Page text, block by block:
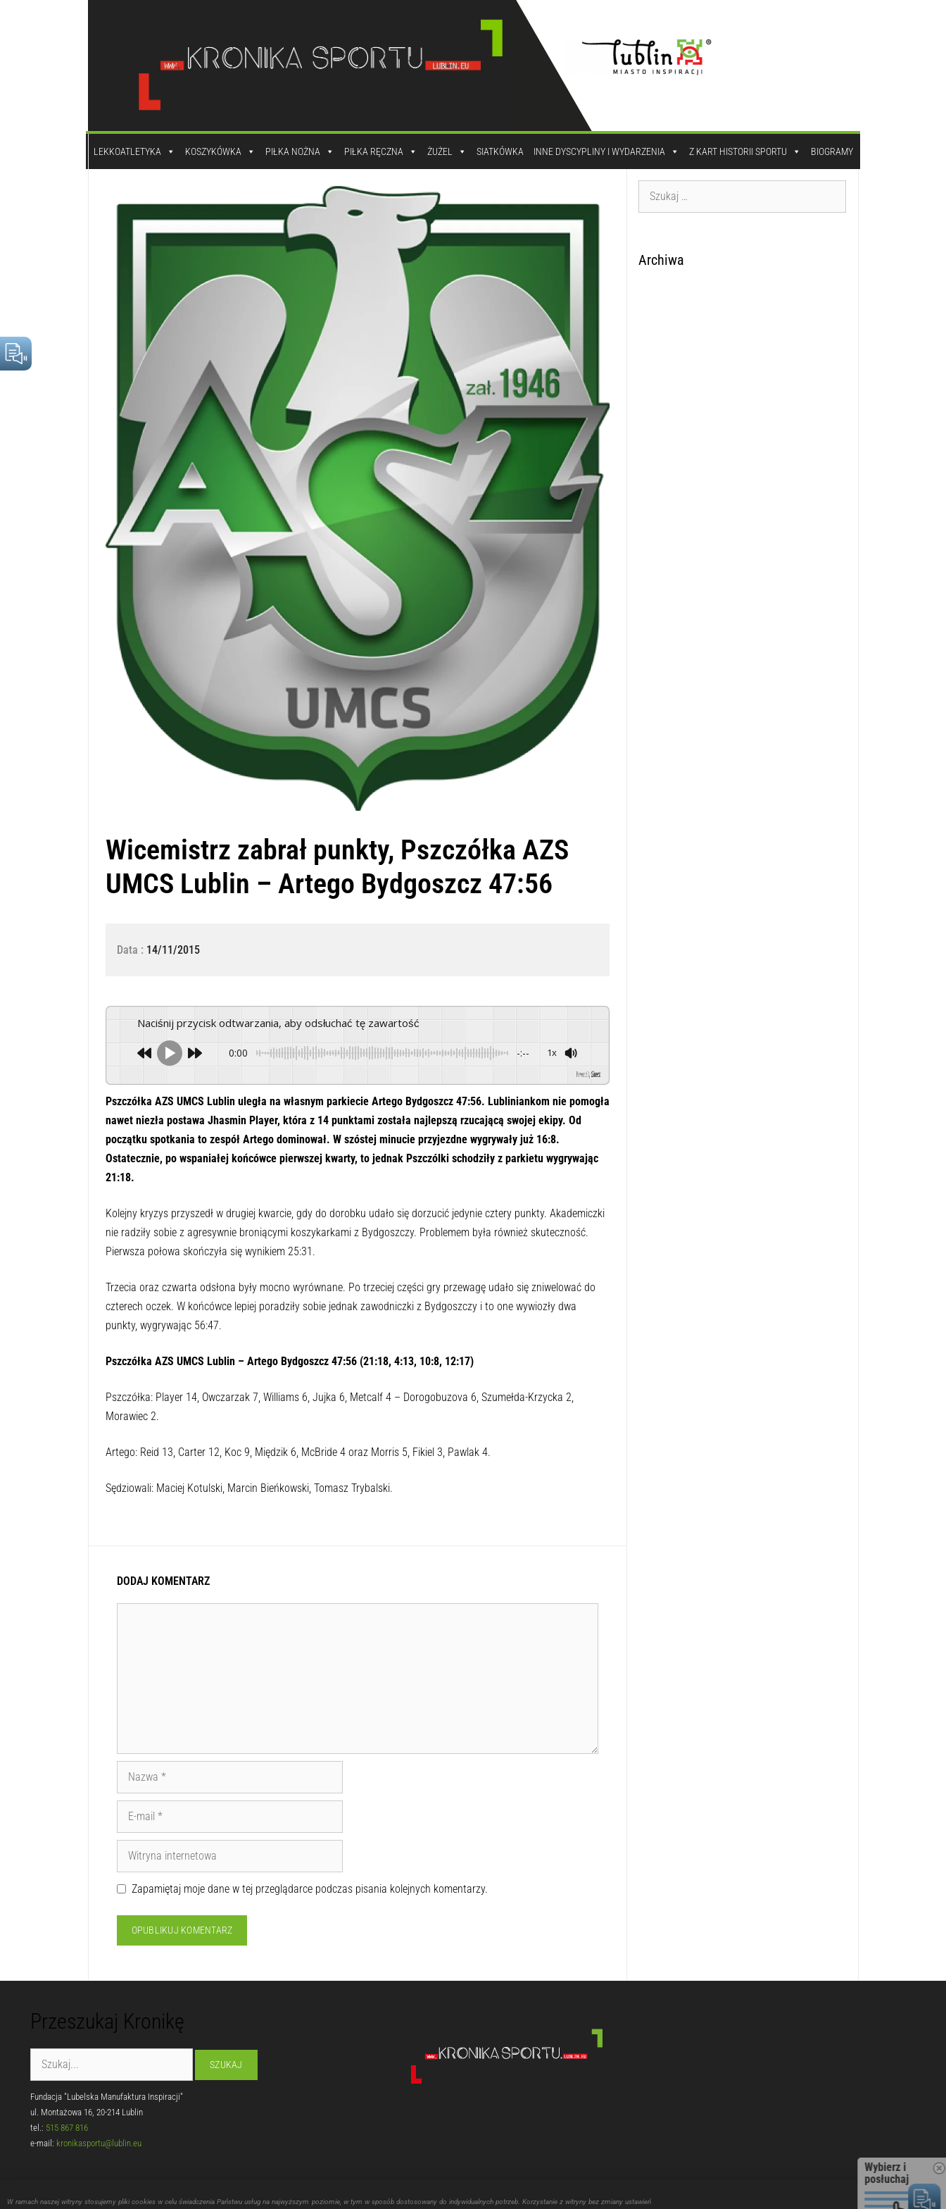
LEKKOATLETYKA KOSZYKÓWKA PIŁKA NOŻNA PIŁKA RĘCZNA ŻUŻEL SIATKÓWKA INNE DYSCYPLINY I WYDARZENIA Z KART HISTORII SPORTU BIOGRAMY
Wicemistrz zabrał punkty, Pszczółka AZS
UMCS Lublin – Artego Bydgoszcz 47:56
Data : 14/11/2015
Naciśnij przycisk odtwarzania, aby odsłuchać tę zawartość
0:00 -:-- 1x
GSpeech
Pszczółka AZS UMCS Lublin uległa na własnym parkiecie Artego Bydgoszcz 47:56. Lubliniankom nie pomogła
nawet niezła postawa Jhasmin Player, która z 14 punktami została najlepszą rzucającą swojej ekipy. Od
początku spotkania to zespół Artego dominował. W szóstej minucie przyjezdne wygrywały już 16:8.
Ostatecznie, po wspaniałej końcówce pierwszej kwarty, to jednak Pszczólki schodziły z parkietu wygrywając
21:18.
Kolejny kryzys przyszedł w drugiej kwarcie, gdy do dorobku udało się dorzucić jedynie cztery punkty. Akademiczki
nie radziły sobie z agresywnie broniącymi koszykarkami z Bydgoszczy. Problemem była również skuteczność.
Pierwsza połowa skończyła się wynikiem 25:31.
Trzecia oraz czwarta odsłona były mocno wyrównane. Po trzeciej części gry przewagę udało się zniwelować do
czterech oczek. W końcówce lepiej poradziły sobie jednak zawodniczki z Bydgoszczy i to one wywiozły dwa
punkty, wygrywając 56:47.
Pszczółka AZS UMCS Lublin – Artego Bydgoszcz 47:56 (21:18, 4:13, 10:8, 12:17)
Pszczółka: Player 14, Owczarzak 7, Williams 6, Jujka 6, Metcalf 4 – Dorogobuzova 6, Szumełda-Krzycka 2,
Morawiec 2.
Artego: Reid 13, Carter 12, Koc 9, Międzik 6, McBride 4 oraz Morris 5, Fikiel 3, Pawlak 4.
Sędziowali: Maciej Kotulski, Marcin Bieńkowski, Tomasz Trybalski.
DODAJ KOMENTARZ
Zapamiętaj moje dane w tej przeglądarce podczas pisania kolejnych komentarzy.
Archiwa
Przeszukaj Kronikę
Fundacja "Lubelska Manufaktura Inspiracji"
ul. Montażowa 16, 20-214 Lublin
tel.: 515 867 816
e-mail: kronikasportu@lublin.eu
W ramach naszej witryny stosujemy pliki cookies w celu świadczenia Państwu usług na najwyższym poziomie, w tym w sposób dostosowany do indywidualnych potrzeb. Korzystanie z witryny bez zmiany ustawień
Wybierz i
posłuchaj